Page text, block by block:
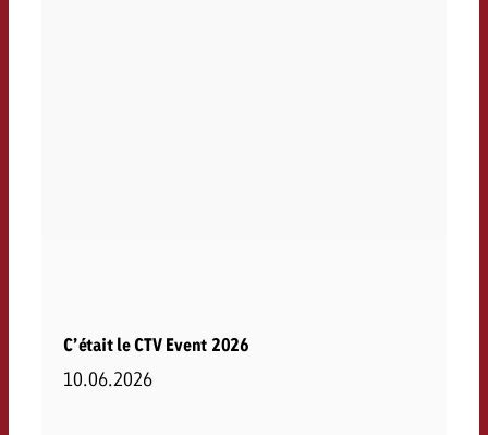
C’était le CTV Event 2026
10.06.2026